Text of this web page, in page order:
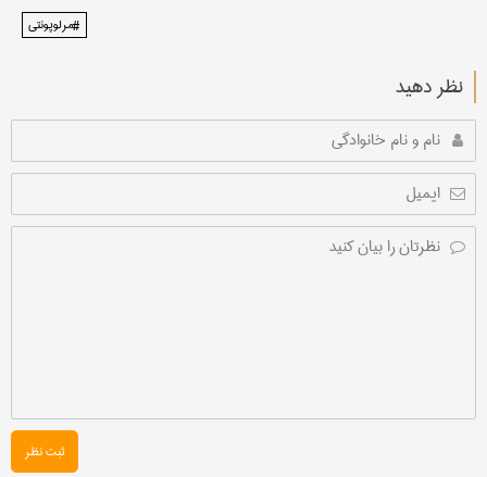
#مرلو‌پونتی
نظر دهید
ثبت نظر